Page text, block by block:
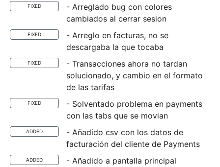
FIXED
- Arreglado bug con colores
cambiados al cerrar sesion
FIXED
- Arreglo en facturas, no se
descargaba la que tocaba
FIXED
- Transacciones ahora no tardan
solucionado, y cambio en el formato
de las tarifas
FIXED
- Solventado problema en payments
con las tabs que se movian
ADDED
- Añadido csv con los datos de
facturación del cliente de Payments
ADDED
- Añadido a pantalla principal